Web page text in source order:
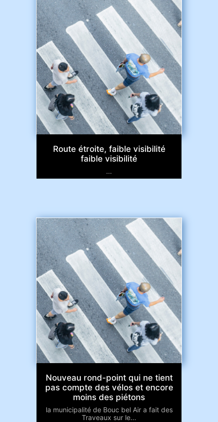
Route étroite, faible visibilité
faible visibilité
...
Nouveau rond-point qui ne tient
pas compte des vélos et encore
moins des piétons
la municipalité de Bouc bel Air a fait des
Traveaux sur le...